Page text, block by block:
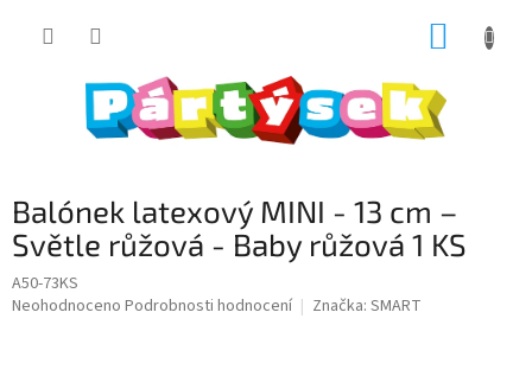
Balónek latexový MINI - 13 cm –
Světle růžová - Baby růžová 1 KS
A50-73KS
Průměrné
Neohodnoceno Podrobnosti hodnocení Značka: SMART